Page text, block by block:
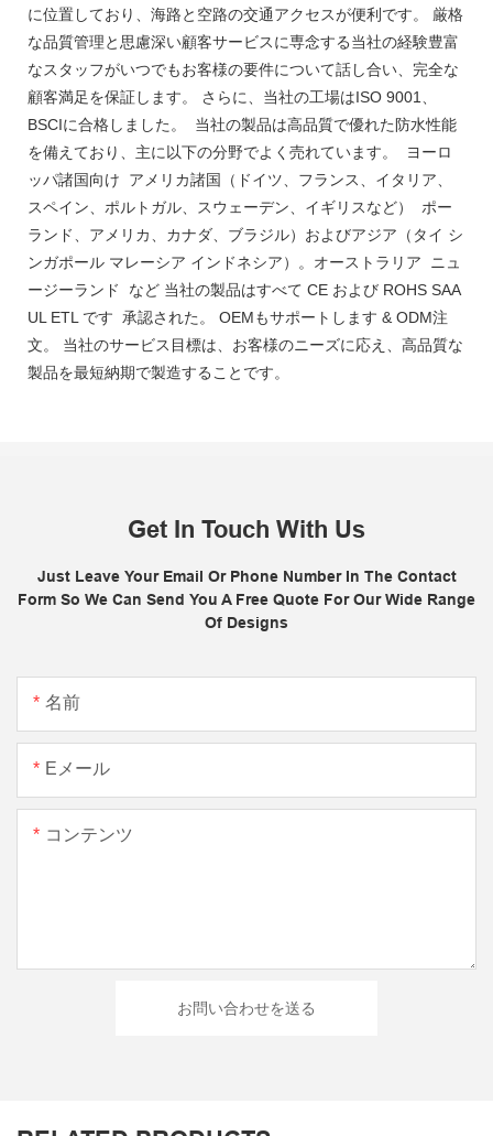
に位置しており、海路と空路の交通アクセスが便利です。 厳格
な品質管理と思慮深い顧客サービスに専念する当社の経験豊富
なスタッフがいつでもお客様の要件について話し合い、完全な
顧客満足を保証します。 さらに、当社の工場はISO 9001、
BSCIに合格しました。 当社の製品は高品質で優れた防水性能
を備えており、主に以下の分野でよく売れています。 ヨーロ
ッパ諸国向け アメリカ諸国（ドイツ、フランス、イタリア、
スペイン、ポルトガル、スウェーデン、イギリスなど） ポー
ランド、アメリカ、カナダ、ブラジル）およびアジア（タイ シ
ンガポール マレーシア インドネシア）。オーストラリア ニュ
ージーランド など 当社の製品はすべて CE および ROHS SAA
UL ETL です 承認された。 OEMもサポートします & ODM注
文。 当社のサービス目標は、お客様のニーズに応え、高品質な
製品を最短納期で製造することです。
Get In Touch With Us
Just Leave Your Email Or Phone Number In The Contact
Form So We Can Send You A Free Quote For Our Wide Range
Of Designs
名前
Eメール
コンテンツ
お問い合わせを送る